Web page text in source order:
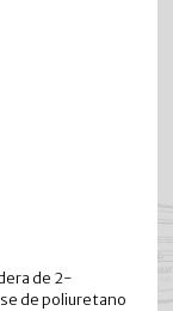
de 2-
de poliuretano